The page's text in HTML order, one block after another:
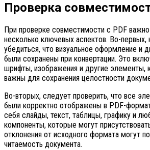
Проверка
При проверке совместимости с PDF
несколько ключевых аспектов. Во-первых,
убедиться, что визуальное оформление и
были сохранены при конвертации. Это
шрифты, изображения и другие элементы,
важны для сохранения целостности
Во-вторых, следует проверить, что все
были корректно отображены в PDF-
себя слайды, текст, таблицы, графику и
компоненты, которые могут
отклонения от исходного формата могут
читаемость документа.